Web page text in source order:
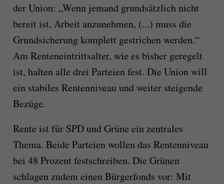
der Union: „Wenn jemand grundsätzlich nicht
bereit ist, Arbeit anzunehmen, (...) muss die
Grundsicherung komplett gestrichen werden.“
Am Renteneintrittsalter, wie es bisher geregelt
ist, halten alle drei Parteien fest. Die Union will
ein stabiles Rentenniveau und weiter steigende
Bezüge.
Rente ist für SPD und Grüne ein zentrales
Thema. Beide Parteien wollen das Rentenniveau
bei 48 Prozent festschreiben. Die Grünen
schlagen zudem einen Bürgerfonds vor: Mit